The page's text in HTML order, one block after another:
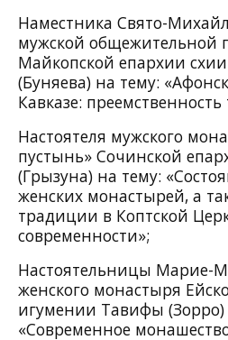
Наместника Свято-
мужской общежительной
Майкопской епархии
(Буняева) на тему:
Кавказе:
Настоятеля мужского
пустынь» Сочинской
(Грызуна) на тему:
женских монастырей, а
традиции в Коптской
современности»;
Настоятельницы Марие-
женского монастыря
игумении Тавифы (Зорро)
«Современное